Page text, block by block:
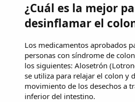
¿Cuál es la mejor
desinflamar el
Los medicamentos aprobados
personas con síndrome de
los siguientes: Alosetrón
se utiliza para relajar el colon y
movimiento de los desechos a
inferior del intestino.